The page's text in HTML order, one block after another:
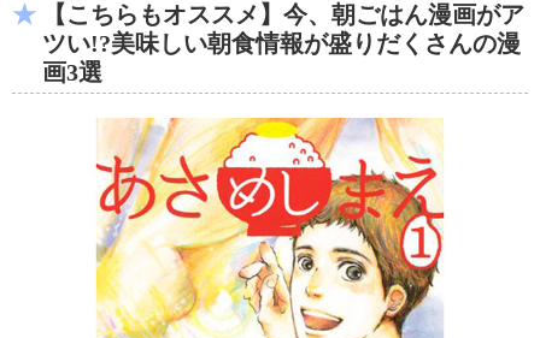
【こちらもオススメ】今、朝ごはん漫画がア
ツい!?美味しい朝食情報が盛りだくさんの漫
画3選